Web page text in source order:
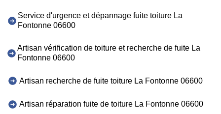
Service d'urgence et dépannage fuite toiture La
Fontonne 06600
Artisan vérification de toiture et recherche de fuite La
Fontonne 06600
Artisan recherche de fuite toiture La Fontonne 06600
Artisan réparation fuite de toiture La Fontonne 06600